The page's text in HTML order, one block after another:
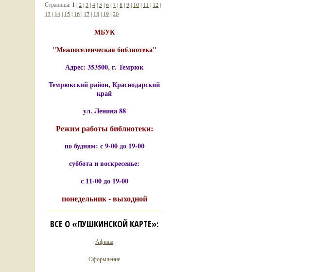
Страницы: 1 |2|3 |4| 5|6|7|8|9| 10| 11 | 12|
13 | 14| 15| 16| 17| 18| 19|20
МБУК
"Межпоселенческая библиотека"
Адрес: 353500, г. Темрюк
Темрюкский район, Краснодарский
край
ул. Ленина 88
Режим работы библиотеки:
по будням: с 9-00 до 19-00
суббота и воскресенье:
с 11-00 до 19-00
понедельник - выходной
ВСЕ О «ПУШКИНСКОЙ КАРТЕ»:
Афиша
Оформление